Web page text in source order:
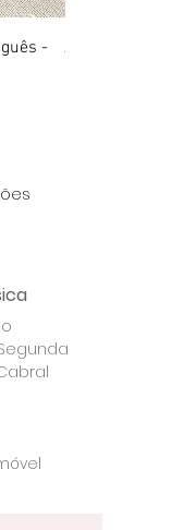
-
Ágata Crazy